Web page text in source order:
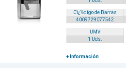
Cï¿½digo de Barras
4009729077542
UMV
1 Uds.
+ Información